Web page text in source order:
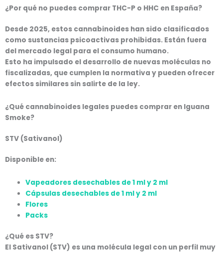
¿Por qué no puedes comprar THC-P o HHC en España?
Desde 2025, estos cannabinoides han sido clasificados
como sustancias psicoactivas prohibidas. Están fuera
del mercado legal para el consumo humano.
Esto ha impulsado el desarrollo de nuevas moléculas no
fiscalizadas, que cumplen la normativa y pueden ofrecer
efectos similares sin salirte de la ley.
¿Qué cannabinoides legales puedes comprar en Iguana
Smoke?
STV (Sativanol)
Disponible en:
Vapeadores desechables de 1 ml y 2 ml
Cápsulas desechables de 1 ml y 2 ml
Flores
Packs
¿Qué es STV?
El Sativanol (STV) es una molécula legal con un perfil muy